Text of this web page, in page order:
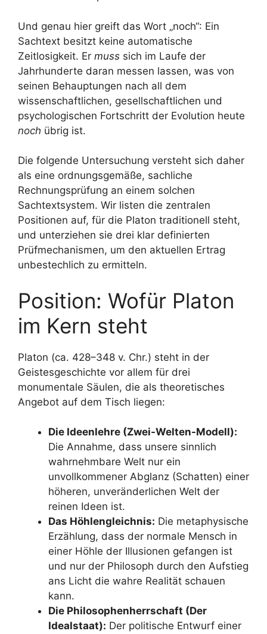
Und genau hier greift das Wort „noch“: Ein
Sachtext besitzt keine automatische
Zeitlosigkeit. Er muss sich im Laufe der
Jahrhunderte daran messen lassen, was von
seinen Behauptungen nach all dem
wissenschaftlichen, gesellschaftlichen und
psychologischen Fortschritt der Evolution heute
noch übrig ist.
Die folgende Untersuchung versteht sich daher
als eine ordnungsgemäße, sachliche
Rechnungsprüfung an einem solchen
Sachtextsystem. Wir listen die zentralen
Positionen auf, für die Platon traditionell steht,
und unterziehen sie drei klar definierten
Prüfmechanismen, um den aktuellen Ertrag
unbestechlich zu ermitteln.
Position: Wofür Platon
im Kern steht
Platon (ca. 428–348 v. Chr.) steht in der
Geistesgeschichte vor allem für drei
monumentale Säulen, die als theoretisches
Angebot auf dem Tisch liegen:
Die Ideenlehre (Zwei-Welten-Modell):
Die Annahme, dass unsere sinnlich
wahrnehmbare Welt nur ein
unvollkommener Abglanz (Schatten) einer
höheren, unveränderlichen Welt der
reinen Ideen ist.
Das Höhlengleichnis: Die metaphysische
Erzählung, dass der normale Mensch in
einer Höhle der Illusionen gefangen ist
und nur der Philosoph durch den Aufstieg
ans Licht die wahre Realität schauen
kann.
Die Philosophenherrschaft (Der
Idealstaat): Der politische Entwurf einer